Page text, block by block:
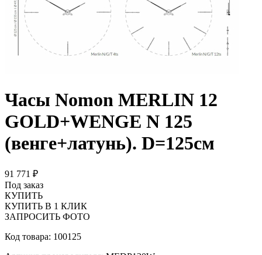
Часы Nomon MERLIN 12
GOLD+WENGE N 125
(венге+латунь). D=125см
91 771 ₽
Под заказ
КУПИТЬ
КУПИТЬ В 1 КЛИК
ЗАПРОСИТЬ ФОТО
Код товара: 100125